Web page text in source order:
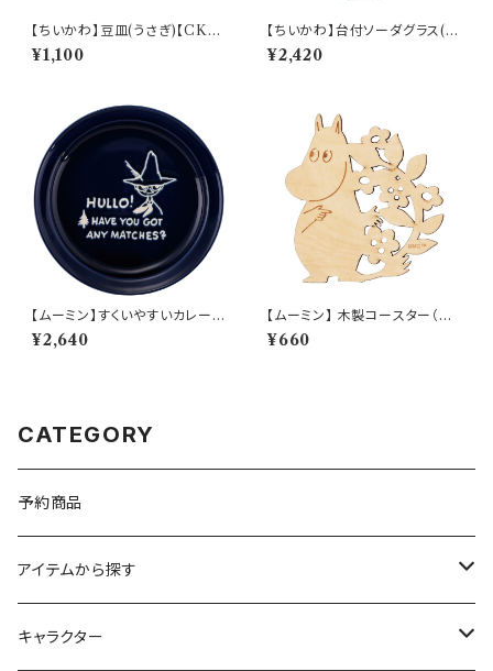
【ちいかわ】豆皿(うさぎ)【CKW
20】CKW23-333
¥1,100
【ちいかわ】台付ソーダグラス(ハ
チワレ)【CKW40】CKW42-81
3
¥2,420
【ムーミン】すくいやすいカレー皿
（スナフキン）【MM9000】MM
9003-320
¥2,640
【ムーミン】 木製コースター（ム
ーミン）【木製コースター】
¥660
CATEGORY
予約商品
アイテムから探す
九谷焼
キャラクター